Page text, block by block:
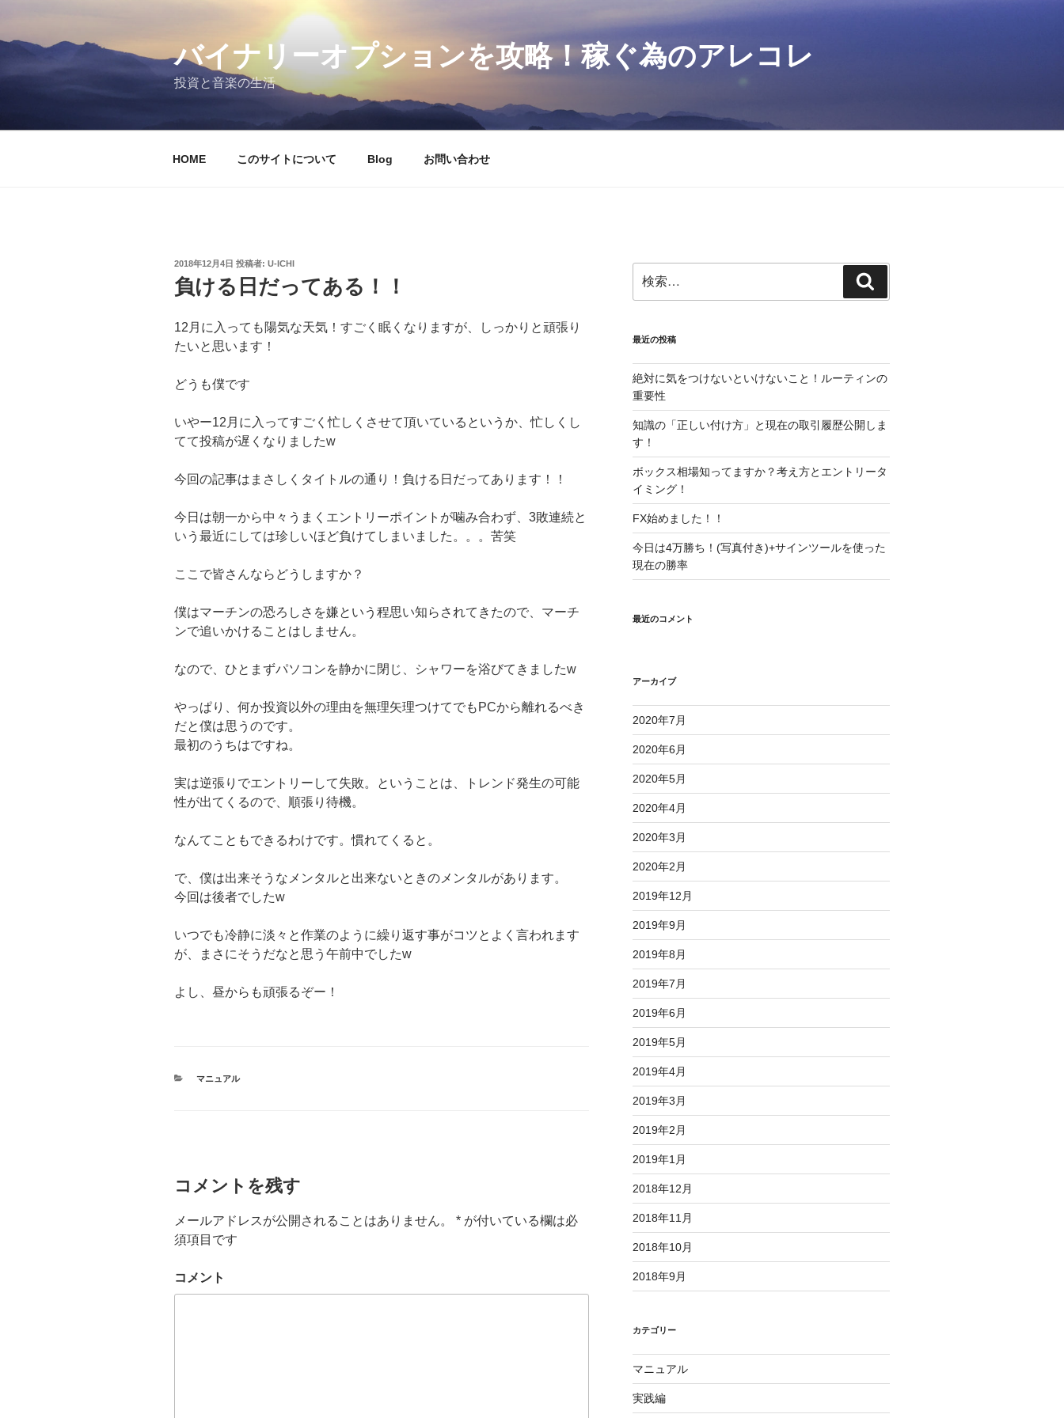
テ
バイナリーオプションを攻略！稼ぐ為のアレコレ
投資と音楽の生活
HOME このサイトについて Blog お問い合わせ
投
稿
日:
2018年12月4日 投稿者: U-ICHI
負ける日だってある！！
12月に入っても陽気な天気！すごく眠くなりますが、しっかりと頑張り
たいと思います！
どうも僕です
いやー12月に入ってすごく忙しくさせて頂いているというか、忙しくし
てて投稿が遅くなりましたw
今回の記事はまさしくタイトルの通り！負ける日だってあります！！
今日は朝一から中々うまくエントリーポイントが噛み合わず、3敗連続と
いう最近にしては珍しいほど負けてしまいました。。。苦笑
ここで皆さんならどうしますか？
僕はマーチンの恐ろしさを嫌という程思い知らされてきたので、マーチ
ンで追いかけることはしません。
なので、ひとまずパソコンを静かに閉じ、シャワーを浴びてきましたw
やっぱり、何か投資以外の理由を無理矢理つけてでもPCから離れるべき
だと僕は思うのです。
最初のうちはですね。
実は逆張りでエントリーして失敗。ということは、トレンド発生の可能
性が出てくるので、順張り待機。
なんてこともできるわけです。慣れてくると。
で、僕は出来そうなメンタルと出来ないときのメンタルがあります。
今回は後者でしたw
いつでも冷静に淡々と作業のように繰り返す事がコツとよく言われます
が、まさにそうだなと思う午前中でしたw
よし、昼からも頑張るぞー！
カ
マニュアル
コメントを残す
メールアドレスが公開されることはありません。 * が付いている欄は必
須項目です
コメント
索:
索
最近の投稿
絶対に気をつけないといけないこと！ルーティンの
重要性
知識の「正しい付け方」と現在の取引履歴公開しま
す！
ボックス相場知ってますか？考え方とエントリータ
イミング！
FX始めました！！
今日は4万勝ち！(写真付き)+サインツールを使った
現在の勝率
最近のコメント
アーカイブ
2020年7月
2020年6月
2020年5月
2020年4月
2020年3月
2020年2月
2019年12月
2019年9月
2019年8月
2019年7月
2019年6月
2019年5月
2019年4月
2019年3月
2019年2月
2019年1月
2018年12月
2018年11月
2018年10月
2018年9月
カテゴリー
マニュアル
実践編